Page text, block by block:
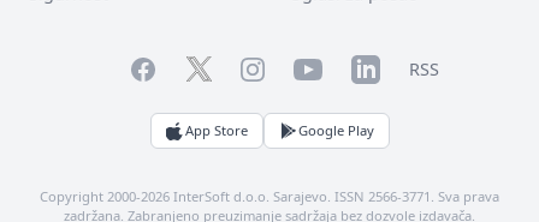
FacebookTwitterInstagramYouTubeLinkedInRSS
App Store Google Play
Copyright 2000-2026 InterSoft d.o.o. Sarajevo. ISSN 2566-3771. Sva prava
zadržana. Zabranjeno preuzimanje sadržaja bez dozvole izdavača.